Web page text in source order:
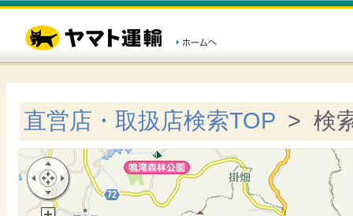
直営店・取扱店検索TOP > 検